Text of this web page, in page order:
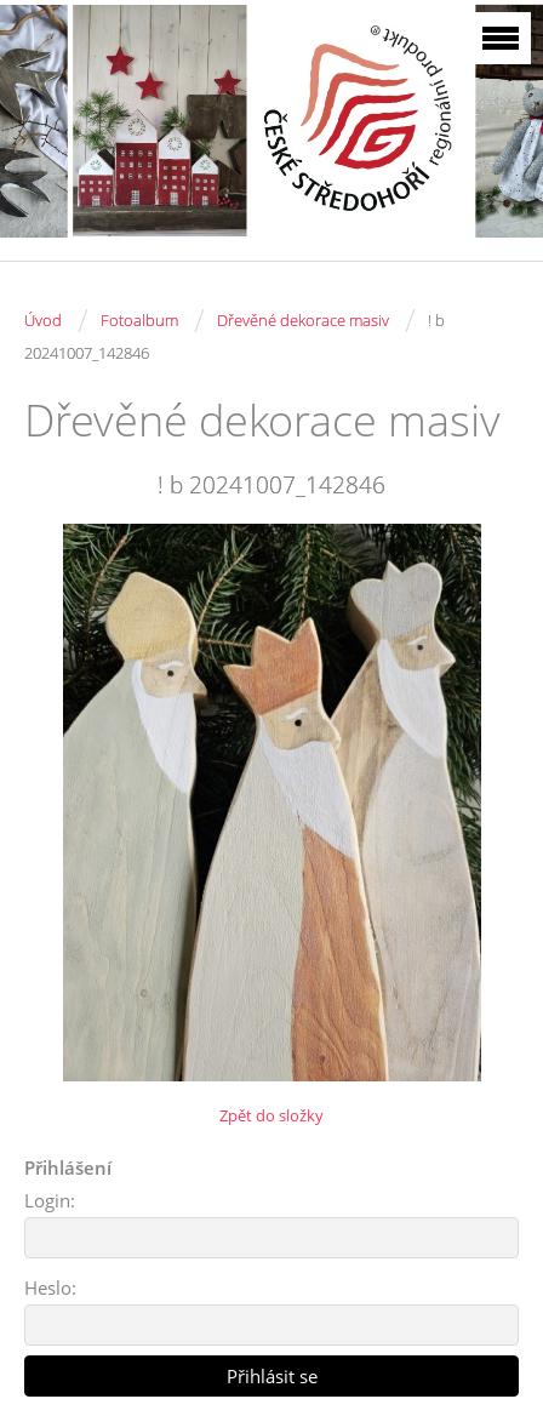
Úvod / Fotoalbum / Dřevěné dekorace masiv /
! b
20241007_142846
Dřevěné dekorace masiv
! b 20241007_142846
Zpět do složky
Přihlášení
Login:
Heslo: